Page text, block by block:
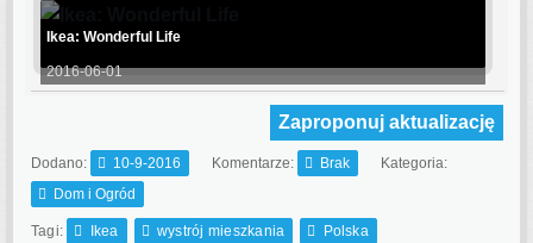
Ikea: Wonderful Life
2016-06-01
Zaproponuj aktualizację
Dodano: 10-9-2016 Komentarze: Brak
Kategoria:
Dom i Ogród
Tagi: Ikea wystrój mieszkania Polska